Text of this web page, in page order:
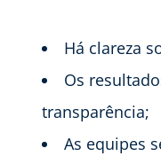
Há clareza
Os
transparência;
As equipes